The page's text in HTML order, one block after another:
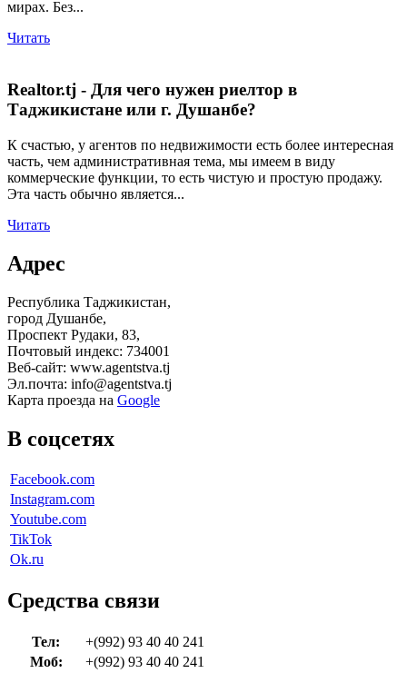
мирах. Без...
Читать
Realtor.tj - Для чего нужен риелтор в
Таджикистане или г. Душанбе?
К счастью, у агентов по недвижимости есть более интересная
часть, чем административная тема, мы имеем в виду
коммерческие функции, то есть чистую и простую продажу.
Эта часть обычно является...
Читать
Адрес
Республика Таджикистан,
город Душанбе,
Проспект Рудаки, 83,
Почтовый индекс: 734001
Веб-сайт: www.agentstva.tj
Эл.почта: info@agentstva.tj
Карта проезда на Google
В соцсетях
Facebook.com
Instagram.com
Youtube.com
TikTok
Ok.ru
Средства связи
Тел:
+(992) 93 40 40 241
Моб:
+(992) 93 40 40 241